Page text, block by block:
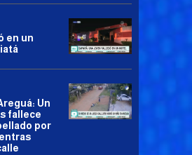
en un
Un
fallece
por